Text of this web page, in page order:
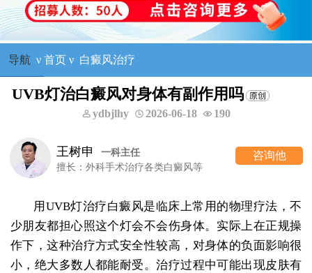
导航 ν 首页ν 白癜风治疗
UVB灯治白癜风对身体有副作用吗
ydbjlhy 2026-06-18 190
王树申
一科主任
擅长：外科手术治疗各类白癜风等
咨询他
用UVB灯治疗白癜风是临床上常用的物理疗法，不
少朋友都担心照这个灯会不会伤身体。实际上在正规操
作下，这种治疗方式安全性较高，对身体的负面影响很
小，绝大多数人都能耐受。治疗过程中可能出现皮肤有